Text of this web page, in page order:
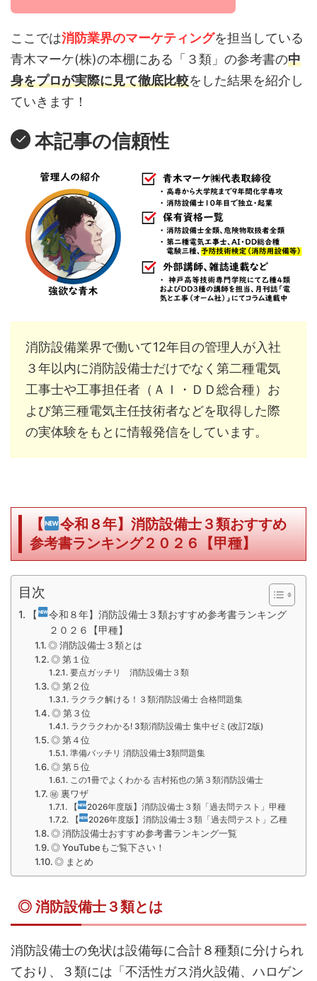
ここでは消防業界のマーケティングを担当している
青木マーケ(株)の本棚にある「 ３類 」の参考書の中
身をプロが実際に見て徹底比較をした結果を紹介し
ていきます！
本記事の信頼性
消防設備業界で働いて12年目の管理人が入社
３年以内に消防設備士だけでなく第二種電気
工事士や工事担任者（ＡＩ・ＤＤ総合種）お
よび第三種電気主任技術者などを取得した際
の実体験をもとに情報発信をしています。
【
令和８年】消防設備士３類おすすめ
参考書ランキング２０２６【甲種】
目次
【
令和８年】消防設備士３類おすすめ参考書ランキング
２０２６【甲種】
◎ 消防設備士３類とは
◎ 第１位
要点ガッチリ 消防設備士３類
◎ 第２位
ラクラク解ける！３類消防設備士 合格問題集
◎ 第３位
ラクラクわかる! 3類消防設備士 集中ゼミ(改訂2版)
◎ 第４位
準備バッチリ 消防設備士3類問題集
◎ 第５位
この1冊でよくわかる 吉村拓也の第３類消防設備士
㊙ 裏ワザ
【
2026年度版】消防設備士３類「過去問テスト」甲種
【
2026年度版】消防設備士３類「過去問テスト」乙種
◎ 消防設備士おすすめ参考書ランキング一覧
◎ YouTubeもご覧下さい！
◎ まとめ
◎ 消防設備士３類とは
消防設備士の免状は設備毎に合計８種類に分けられ
ており、３類には「不活性ガス消火設備、ハロゲン